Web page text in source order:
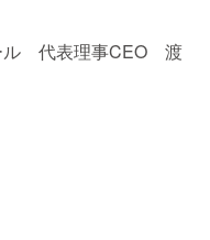
ル 代表理事CEO 渡